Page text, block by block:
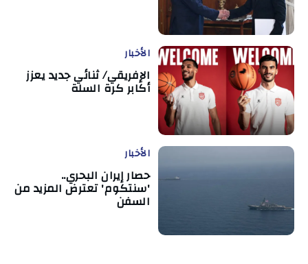
الأخبار
الإفريقي/ ثنائي جديد يعزز
أكابر كرة السلة
الأخبار
حصار إيران البحري..
'سنتكوم' تعترض المزيد من
السفن